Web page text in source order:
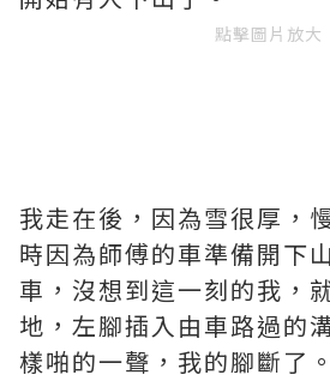
點擊圖片放大
我走在後，因為雪很厚，
時因為師傅的車準備開下
車，沒想到這一刻的我，
地，左腳插入由車路過的
樣啪的一聲，我的腳斷了。